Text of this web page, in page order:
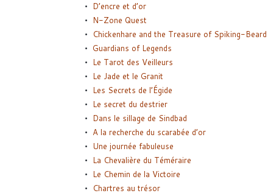
D’encre et d’or
N-Zone Quest
Chickenhare and the Treasure of Spiking-Beard
Guardians of Legends
Le Tarot des Veilleurs
Le Jade et le Granit
Les Secrets de l’Égide
Le secret du destrier
Dans le sillage de Sindbad
A la recherche du scarabée d’or
Une journée fabuleuse
La Chevalière du Téméraire
Le Chemin de la Victoire
Chartres au trésor